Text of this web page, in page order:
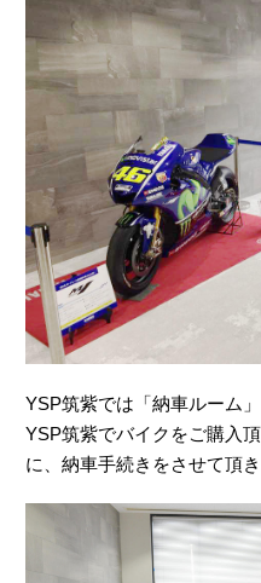
YSP筑紫では「納車ルーム
YSP筑紫でバイクをご購入
に、納車手続きをさせて頂き